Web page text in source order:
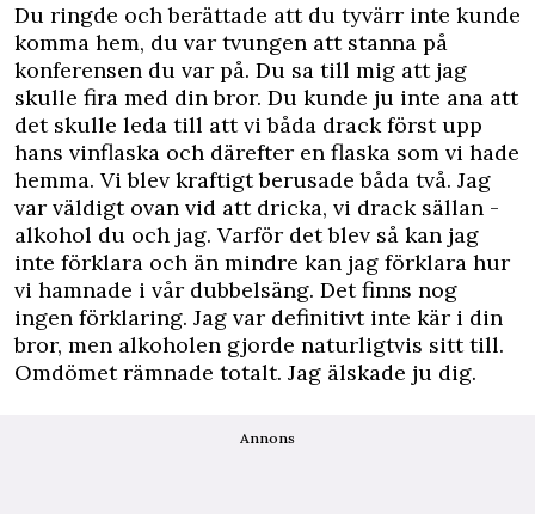
Du ringde och berättade att du tyvärr inte kunde
komma hem, du var tvungen att stanna på
konferensen du var på. Du sa till mig att jag
skulle fira med din bror. Du kunde ju inte ana att
det skulle leda till att vi båda drack först upp
hans vinflaska och därefter en flaska som vi hade
hemma. Vi blev kraftigt berusade båda två. Jag
var väldigt ovan vid att dricka, vi drack sällan ­
alkohol du och jag. Varför det blev så kan jag
inte förklara och än mindre kan jag förklara hur
vi hamnade i vår dubbelsäng. Det finns nog
ingen förklaring. Jag var definitivt inte kär i din
bror, men alkoholen gjorde naturligtvis sitt till.
Omdömet rämnade totalt. Jag älskade ju dig.
Annons